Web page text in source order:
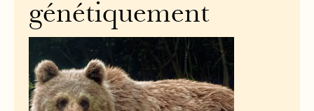
génétiquement